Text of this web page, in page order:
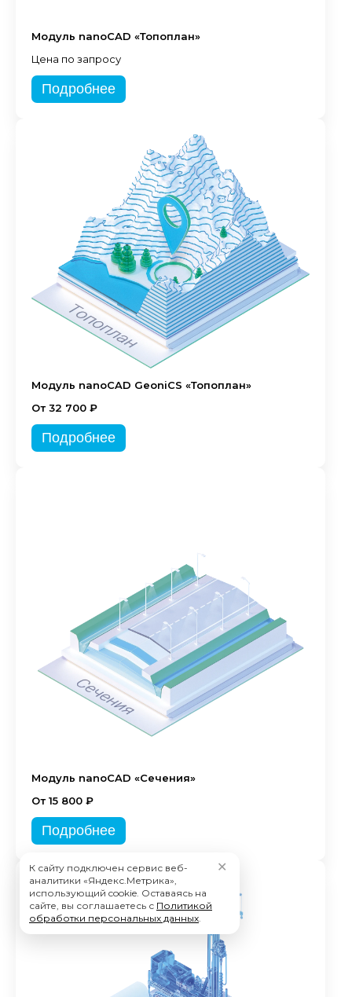
Модуль nanoCAD «Топоплан»
Цена по запросу
Подробнее
Модуль nanoCAD GeoniCS «Топоплан»
От 32 700 ₽
Подробнее
Модуль nanoCAD «Сечения»
От 15 800 ₽
Подробнее
К сайту подключен сервис веб-
аналитики «Яндекс.Метрика»,
использующий cookie. Оставаясь на
сайте, вы соглашаетесь с Политикой
обработки персональных данных.
✕